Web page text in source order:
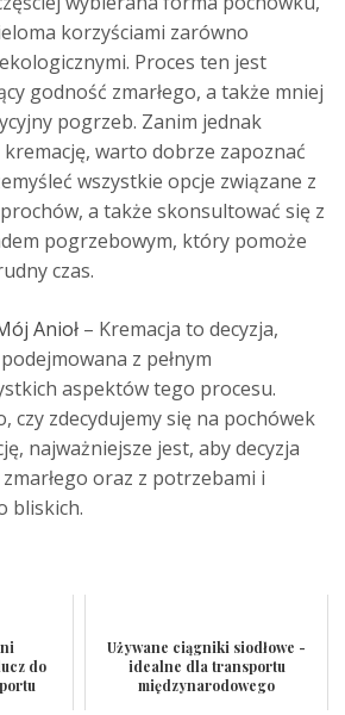
korzyściami zarówno
Proces ten jest
godność zmarłego, a także mniej
pogrzeb. Zanim jednak
kremację, warto dobrze zapoznać
wszystkie opcje związane z
a także skonsultować się z
pogrzebowym, który pomoże
czas.
Anioł – Kremacja to decyzja,
z pełnym
aspektów tego procesu.
czy zdecydujemy się na pochówek
najważniejsze jest, aby decyzja
oraz z potrzebami i
bliskich.
do
Używane ciągniki siodłowe -
idealne dla transportu
międzynarodowego